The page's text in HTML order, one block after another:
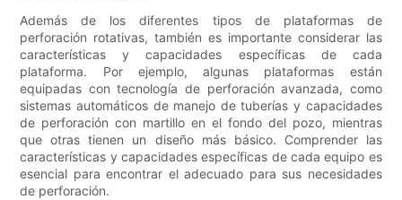
Además de los diferentes tipos de plataformas de
perforación rotativas, también es importante considerar las
características y capacidades específicas de cada
plataforma. Por ejemplo, algunas plataformas están
equipadas con tecnología de perforación avanzada, como
sistemas automáticos de manejo de tuberías y capacidades
de perforación con martillo en el fondo del pozo, mientras
que otras tienen un diseño más básico. Comprender las
características y capacidades específicas de cada equipo es
esencial para encontrar el adecuado para sus necesidades
de perforación.